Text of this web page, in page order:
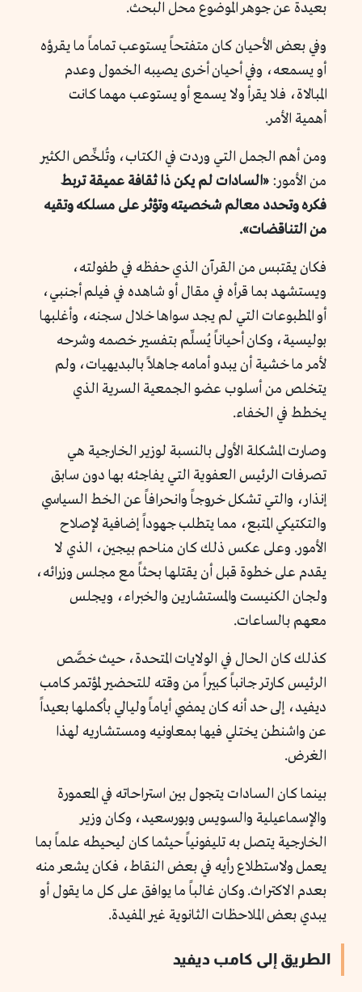
بعيدة عن جوهر الموضوع محل البحث.
وفي بعض الأحيان كان متفتحاً يستوعب تماماً ما يقرؤه
أو يسمعه، وفي أحيان أخرى يصيبه الخمول وعدم
المبالاة، فلا يقرأ ولا يسمع أو يستوعب مهما كانت
أهمية الأمر.
ومن أهم الجمل التي وردت في الكتاب، وتُلخِّص الكثير
من الأمور: «السادات لم يكن ذا ثقافة عميقة تربط
فكره وتحدد معالم شخصيته وتؤثر على مسلكه وتقيه
من التناقضات».
فكان يقتبس من القرآن الذي حفظه في طفولته،
ويستشهد بما قرأه في مقال أو شاهده في فيلم أجنبي،
أو المطبوعات التي لم يجد سواها خلال سجنه، وأغلبها
بوليسية، وكان أحياناً يُسلِّم بتفسير خصمه وشرحه
لأمر ما خشية أن يبدو أمامه جاهلاً بالبديهيات، ولم
يتخلص من أسلوب عضو الجمعية السرية الذي
يخطط في الخفاء.
وصارت المشكلة الأولى بالنسبة لوزير الخارجية هي
تصرفات الرئيس العفوية التي يفاجئه بها دون سابق
إنذار، والتي تشكل خروجاً وانحرافاً عن الخط السياسي
والتكتيكي المتبع، مما يتطلب جهوداً إضافية لإصلاح
الأمور. وعلى عكس ذلك كان مناحم بيجين، الذي لا
يقدم على خطوة قبل أن يقتلها بحثاً مع مجلس وزرائه،
ولجان الكنيست والمستشارين والخبراء، ويجلس
معهم بالساعات.
كذلك كان الحال في الولايات المتحدة، حيث خصَّص
الرئيس كارتر جانباً كبيراً من وقته للتحضير لمؤتمر كامب
ديفيد، إلى حد أنه كان يمضي أياماً وليالي بأكملها بعيداً
عن واشنطن يختلي فيها بمعاونيه ومستشاريه لهذا
الغرض.
بينما كان السادات يتجول بين استراحاته في المعمورة
والإسماعيلية والسويس وبورسعيد، وكان وزير
الخارجية يتصل به تليفونياً حيثما كان ليحيطه علماً بما
يعمل ولاستطلاع رأيه في بعض النقاط، فكان يشعر منه
بعدم الاكتراث. وكان غالباً ما يوافق على كل ما يقول أو
يبدي بعض الملاحظات الثانوية غير المفيدة.
الطريق إلى كامب ديفيد